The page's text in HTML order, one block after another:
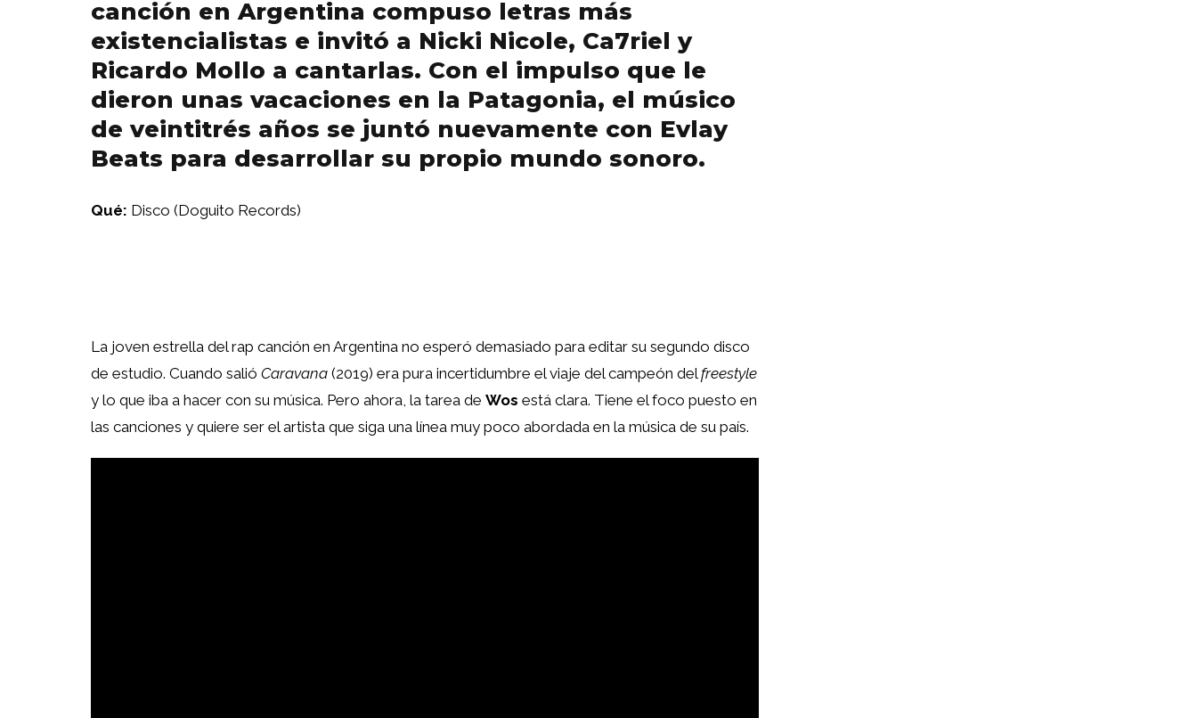
canción en Argentina compuso letras más
existencialistas e invitó a Nicki Nicole, Ca7riel y
Ricardo Mollo a cantarlas. Con el impulso que le
dieron unas vacaciones en la Patagonia, el músico
de veintitrés años se juntó nuevamente con Evlay
Beats para desarrollar su propio mundo sonoro.
Qué: Disco (Doguito Records)
La joven estrella del rap canción en Argentina no esperó demasiado para editar su segundo disco
de estudio. Cuando salió Caravana (2019) era pura incertidumbre el viaje del campeón delfreestyle
y lo que iba a hacer con su música. Pero ahora, la tarea de Wos está clara. Tiene el foco puesto en
las canciones y quiere ser el artista que siga una línea muy poco abordada en la música de su país.